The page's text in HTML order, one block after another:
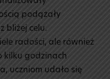
podążały
bliżej celu.
radości, ale również
kilku godzinach
uczniom udało się